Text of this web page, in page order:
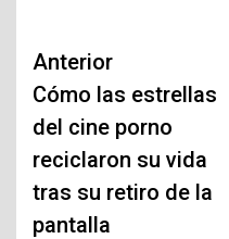
Navegación
de
entradas
Anterior
Cómo las estrellas
del cine porno
reciclaron su vida
tras su retiro de la
pantalla